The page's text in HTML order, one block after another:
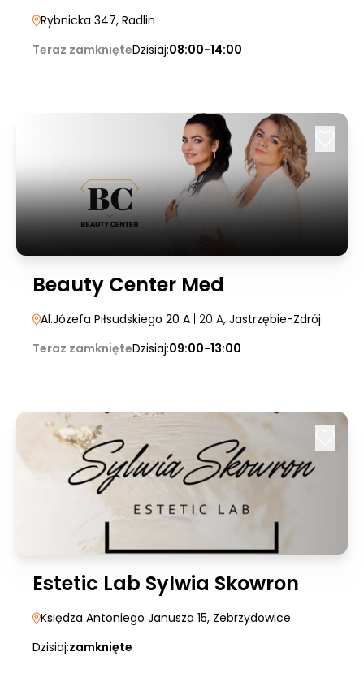
Rybnicka 347, Radlin
Teraz zamknięteDzisiaj:08:00-14:00
Beauty Center Med
Al.Józefa Piłsudskiego 20 A | 20 A, Jastrzębie-Zdrój
Teraz zamknięteDzisiaj:09:00-13:00
Estetic Lab Sylwia Skowron
Księdza Antoniego Janusza 15, Zebrzydowice
Dzisiaj:zamknięte